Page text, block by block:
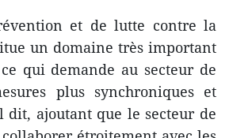
et de lutte contre la
un domaine très important
qui demande au secteur de
plus synchroniques et
dit, ajoutant que le secteur de